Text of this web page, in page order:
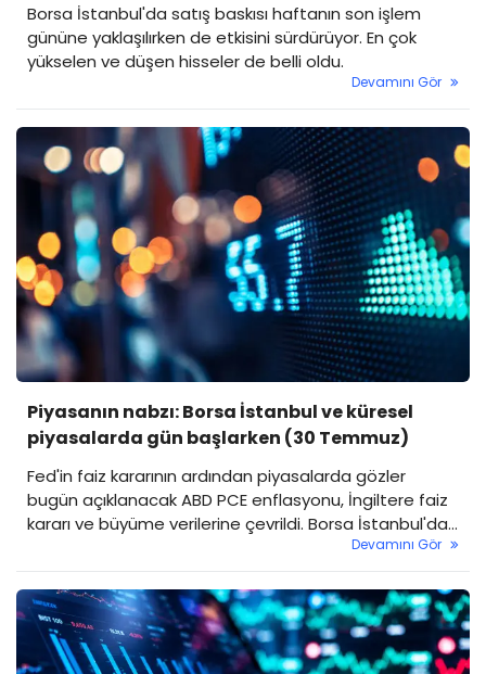
Borsa İstanbul'da satış baskısı haftanın son işlem
gününe yaklaşılırken de etkisini sürdürüyor. En çok
yükselen ve düşen hisseler de belli oldu.
Devamını Gör
Piyasanın nabzı: Borsa İstanbul ve küresel
piyasalarda gün başlarken (30 Temmuz)
Fed'in faiz kararının ardından piyasalarda gözler
bugün açıklanacak ABD PCE enflasyonu, İngiltere faiz
kararı ve büyüme verilerine çevrildi. Borsa İstanbul'da
Devamını Gör